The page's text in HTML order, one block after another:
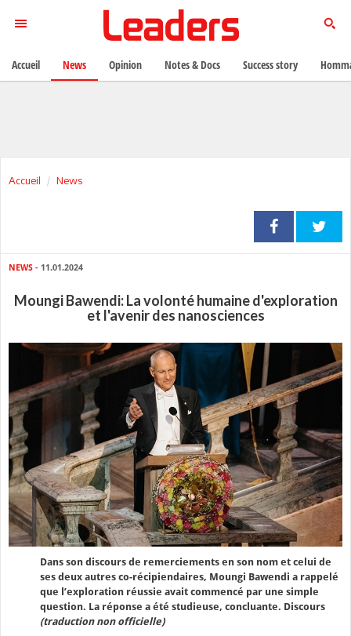
Accueil News
NEWS - 11.01.2024
Moungi Bawendi: La volonté humaine d'exploration
et l'avenir des nanosciences
Dans son discours de remerciements en son nom et celui de
ses deux autres co-récipiendaires, Moungi Bawendi a rappelé
que l’exploration réussie avait commencé par une simple
question. La réponse a été studieuse, concluante. Discours
(traduction non officielle)
Accueil News Opinion Notes & Docs Success story